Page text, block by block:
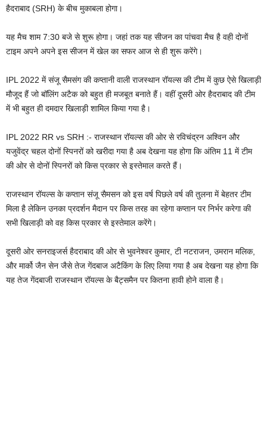
हैदराबाद (SRH) के बीच मुकाबला होगा।
यह मैच शाम 7:30 बजे से शुरू होगा। जहां तक यह सीजन का पांचवा मैच है वही दोनों
टाइम अपने अपने इस सीजन में खेल का सफर आज से ही शुरू करेंगे।
IPL 2022 में संजू सैमसंग की कप्तानी वाली राजस्थान रॉयल्स की टीम में कुछ ऐसे खिलाड़ी
मौजूद हैं जो बॉलिंग अटैक को बहुत ही मजबूत बनाते हैं। वहीं दूसरी ओर हैदराबाद की टीम
में भी बहुत ही दमदार खिलाड़ी शामिल किया गया है।
IPL 2022 RR vs SRH :- राजस्थान रॉयल्स की ओर से रविचंद्रन अश्विन और
यजुवेंद्र चहल दोनों स्पिनरों को खरीदा गया है अब देखना यह होगा कि अंतिम 11 में टीम
की ओर से दोनों स्पिनरों को किस प्रकार से इस्तेमाल करते हैं।
राजस्थान रॉयल्स के कप्तान संजू सैमसन को इस वर्ष पिछले वर्ष की तुलना में बेहतर टीम
मिला है लेकिन उनका प्रदर्शन मैदान पर किस तरह का रहेगा कप्तान पर निर्भर करेगा की
सभी खिलाड़ी को वह किस प्रकार से इस्तेमाल करेंगे।
दूसरी ओर सनराइजर्स हैदराबाद की ओर से भुवनेश्वर कुमार, टी नटराजन, उमरान मलिक,
और मार्को जैन सेन जैसे तेज गेंदबाज अटैकिंग के लिए लिया गया है अब देखना यह होगा कि
यह तेज गेंदबाजी राजस्थान रॉयल्स के बैट्समैन पर कितना हावी होने वाला है।